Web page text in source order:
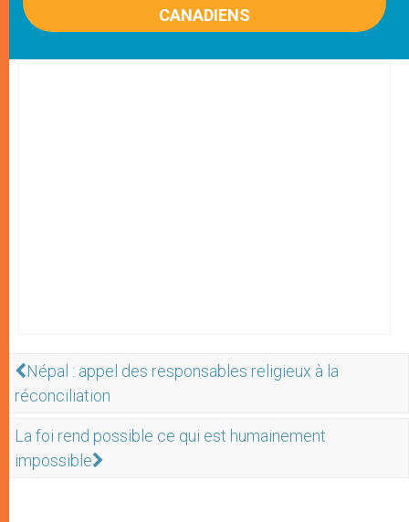
CANADIENS
Népal : appel des responsables religieux à la
réconciliation
La foi rend possible ce qui est humainement
impossible